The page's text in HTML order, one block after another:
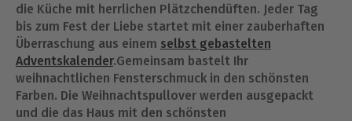
die Küche mit herrlichen Plätzchendüften. Jeder Tag
bis zum Fest der Liebe startet mit einer zauberhaften
Überraschung aus einem selbst gebastelten
Adventskalender.Gemeinsam bastelt Ihr
weihnachtlichen Fensterschmuck in den schönsten
Farben. Die Weihnachtspullover werden ausgepackt
und die das Haus mit den schönsten